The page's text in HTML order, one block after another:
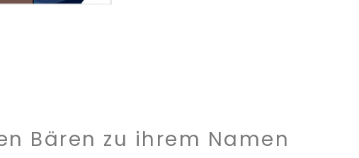
Bären zu ihrem Namen